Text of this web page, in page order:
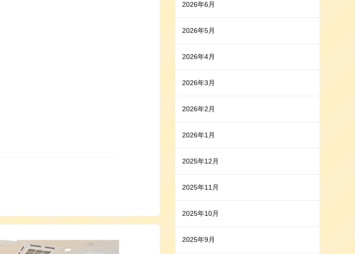
2026年6月
2026年5月
2026年4月
2026年3月
2026年2月
2026年1月
2025年12月
2025年11月
2025年10月
2025年9月